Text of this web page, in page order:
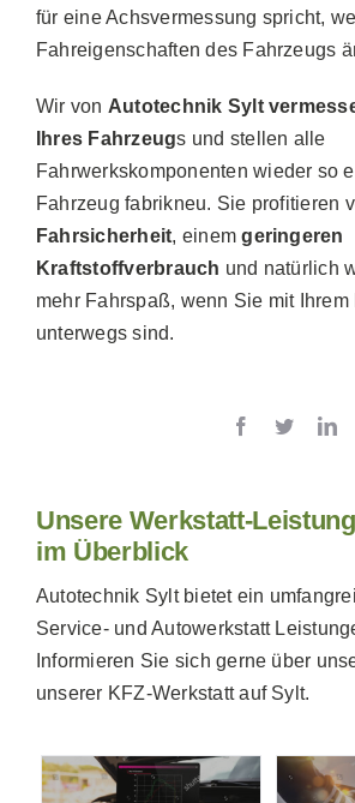
für eine Achsvermessung spricht,
Fahreigenschaften des Fahrzeugs
Wir von Autotechnik Sylt
Ihres Fahrzeugs und stellen alle
Fahrwerkskomponenten wieder so
Fahrzeug fabrikneu. Sie profitieren
Fahrsicherheit, einemgeringeren
Kraftstoffverbrauch und natürlich
mehr Fahrspaß, wenn Sie mit Ihrem
unterwegs sind.
Unsere Werkstatt-
im Überblick
Autotechnik Sylt bietet ein
Service- und Autowerkstatt
Informieren Sie sich gerne über
unserer KFZ-Werkstatt auf Sylt.